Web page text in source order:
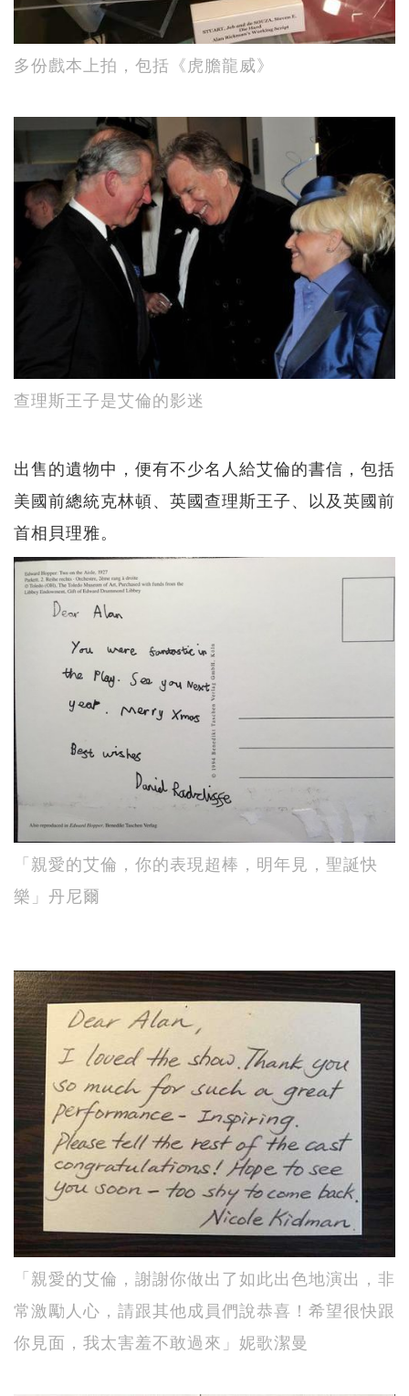
多份戲本上拍，包括《虎膽龍威》
查理斯王子是艾倫的影迷
出售的遺物中，便有不少名人給艾倫的書信，包括
美國前總統克林頓、英國查理斯王子、以及英國前
首相貝理雅。
「親愛的艾倫，你的表現超棒，明年見，聖誕快
樂」丹尼爾
「親愛的艾倫，謝謝你做出了如此出色地演出，非
常激勵人心，請跟其他成員們說恭喜！希望很快跟
你見面，我太害羞不敢過來」妮歌潔曼